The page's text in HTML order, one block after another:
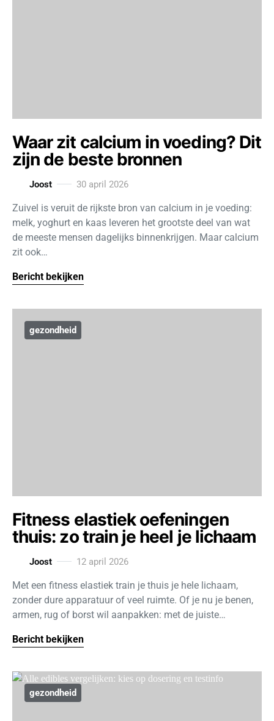
Waar zit calcium in voeding? Dit
zijn de beste bronnen
Joost 30 april 2026
Zuivel is veruit de rijkste bron van calcium in je voeding:
melk, yoghurt en kaas leveren het grootste deel van wat
de meeste mensen dagelijks binnenkrijgen. Maar calcium
zit ook…
Bericht bekijken
gezondheid
Fitness elastiek oefeningen
thuis: zo train je heel je lichaam
Joost 12 april 2026
Met een fitness elastiek train je thuis je hele lichaam,
zonder dure apparatuur of veel ruimte. Of je nu je benen,
armen, rug of borst wil aanpakken: met de juiste…
Bericht bekijken
gezondheid